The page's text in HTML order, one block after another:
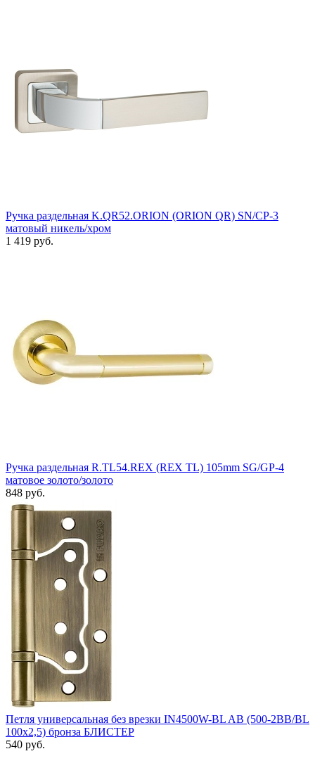
Ручка раздельная K.QR52.ORION (ORION QR) SN/CP-3
матовый никель/хром
1 419 руб.
Ручка раздельная R.TL54.REX (REX TL) 105mm SG/GP-4
матовое золото/золото
848 руб.
Петля универсальная без врезки IN4500W-BL AB (500-2BB/BL
100x2,5) бронза БЛИСТЕР
540 руб.